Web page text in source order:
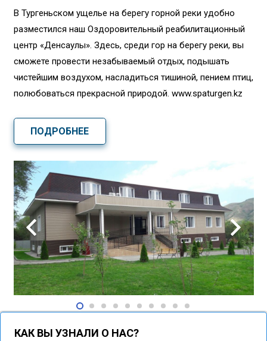
В Тургеньском ущелье на берегу горной реки удобно
разместился наш Оздоровительный реабилитационный
центр «Денсаулық». Здесь, среди гор на берегу реки, вы
сможете провести незабываемый отдых, подышать
чистейшим воздухом, насладиться тишиной, пением птиц,
полюбоваться прекрасной природой. www.spaturgen.kz
ПОДРОБНЕЕ
КАК ВЫ УЗНАЛИ О НАС?